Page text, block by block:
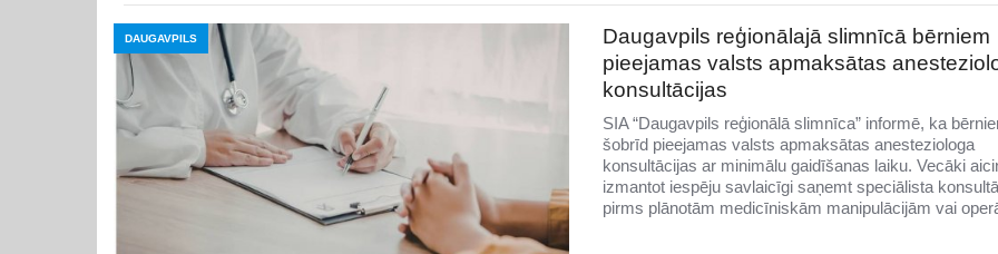
DAUGAVPILS
Daugavpils reģionālajā slimnīcā bērniem
pieejamas valsts apmaksātas
konsultācijas
SIA “Daugavpils reģionālā slimnīca” informē, ka
šobrīd pieejamas valsts apmaksātas anesteziologa
konsultācijas ar minimālu gaidīšanas laiku. Vecāki
izmantot iespēju savlaicīgi saņemt speciālista
pirms plānotām medicīniskām manipulācijām vai